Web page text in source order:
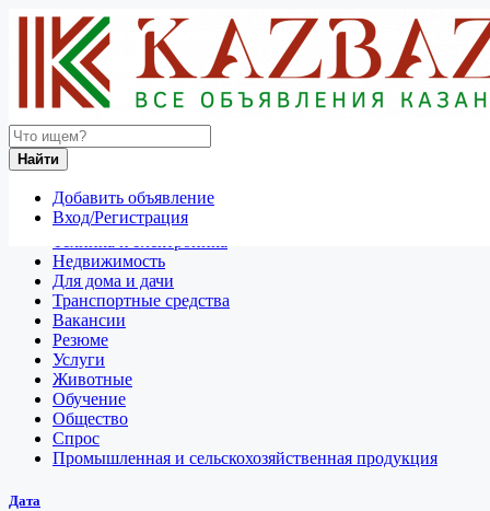
Найти
Добавить объявление
Вход/Регистрация
Россия
Разное
Личные вещи
Недвижимость
Для дома и дачи
Транспортные средства
Вакансии
Резюме
Услуги
Животные
Обучение
Общество
Спрос
Промышленная и сельскохозяйственная продукция
Дата